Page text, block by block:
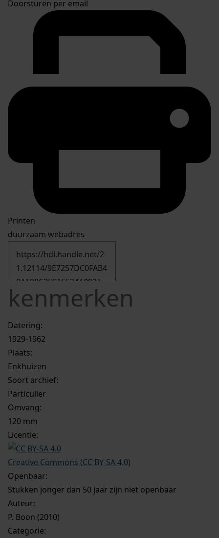
Doorsturen per email
Printen
duurzaam webadres
kenmerken
Datering:
1929-1962
Plaats:
Enkhuizen
Soort archief:
Particulier
Omvang:
120 mm
Licentie:
Creative Commons (CC BY-SA 4.0)
Openbaar:
Stukken jonger dan 50 jaar zijn niet openbaar
Auteur:
P. Boon (2010)
Categorie: